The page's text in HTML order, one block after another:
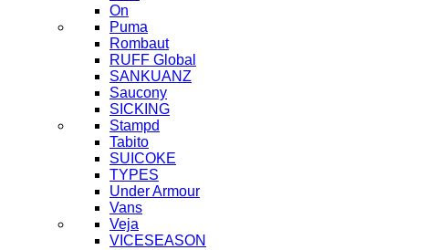
On
Puma
Rombaut
RUFF Global
SANKUANZ
Saucony
SICKING
Stampd
Tabito
SUICOKE
TYPES
Under Armour
Vans
Veja
VICESEASON